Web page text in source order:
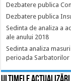
Dezbatere publica
Dezbatere publica
Sedinta de analiza a
ale anului 2018
Sedinta analiza
perioada Sarbatorilor